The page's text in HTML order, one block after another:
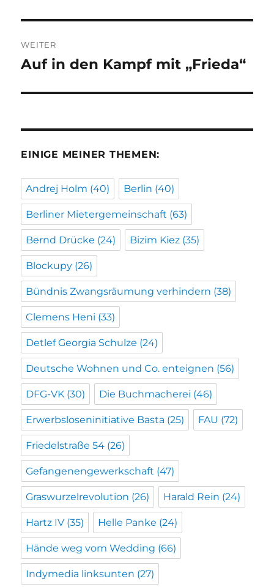
WEITER
Nächster
Auf in den Kampf mit „Frieda“
EINIGE MEINER THEMEN:
Andrej Holm (40) Berlin (40)
Berliner Mietergemeinschaft (63)
Bernd Drücke (24) Bizim Kiez (35)
Blockupy (26)
Bündnis Zwangsräumung verhindern (38)
Clemens Heni (33)
Detlef Georgia Schulze (24)
Deutsche Wohnen und Co. enteignen (56)
DFG-VK (30) Die Buchmacherei (46)
Erwerbsloseninitiative Basta (25) FAU (72)
Friedelstraße 54 (26)
Gefangenengewerkschaft (47)
Graswurzelrevolution (26) Harald Rein (24)
Hartz IV (35) Helle Panke (24)
Hände weg vom Wedding (66)
Indymedia linksunten (27)